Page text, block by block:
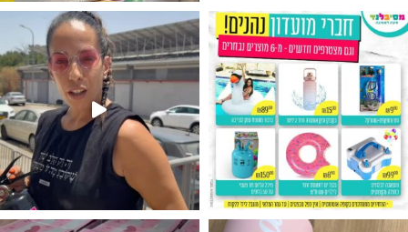
מין העובר רק במסיבלנד !! קיים
מטף לגילוי מין העובר חזר למלא